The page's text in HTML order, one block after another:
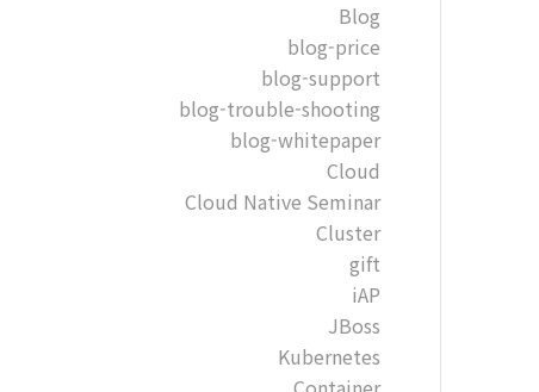
Blog
blog-price
blog-support
blog-trouble-shooting
blog-whitepaper
Cloud
Cloud Native Seminar
Cluster
gift
iAP
JBoss
Kubernetes